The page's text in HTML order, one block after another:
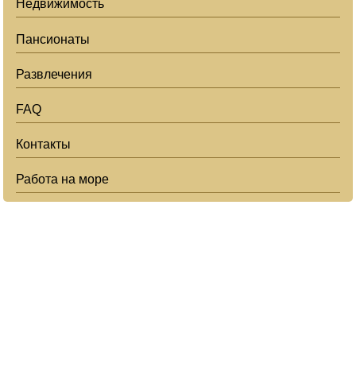
Недвижимость
Пансионаты
Развлечения
FAQ
Контакты
Работа на море